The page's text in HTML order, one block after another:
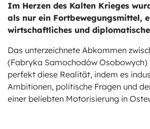
Im Herzen des Kalten Krieges
als nur ein Fortbewegungsmittel,
wirtschaftliches und
Das unterzeichnete Abkommen
(Fabryka Samochodów Osobowych)
perfekt diese Realität, indem es
Ambitionen, politische Fragen und
einer beliebten Motorisierung in